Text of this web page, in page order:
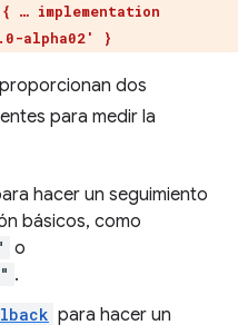
{ … implementation
alpha02' }
dos
para medir la
hacer un seguimiento
básicos, como
o
.
para hacer un